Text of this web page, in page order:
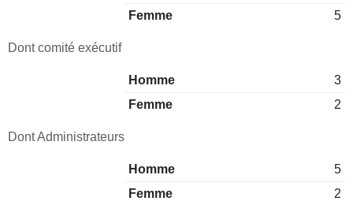
Femme 5
Dont comité exécutif
Homme
3
Femme
2
Dont Administrateurs
Homme
5
Femme
2